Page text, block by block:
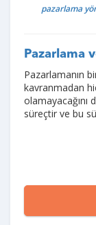
pazarlama
Pazarlama
Pazarlamanın
kavranmadan
olamayacağını
süreçtir ve bu